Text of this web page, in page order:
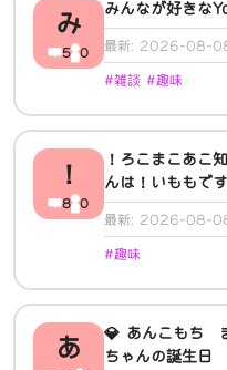
み
5 0
みんなが好きな
最新: 2026-08-
#雑談 #趣味
！
8 0
！ろこまこあこ
んは！いももです
最新: 2026-08-
#趣味
あ
💎 あんこもち
ちゃんの誕生日